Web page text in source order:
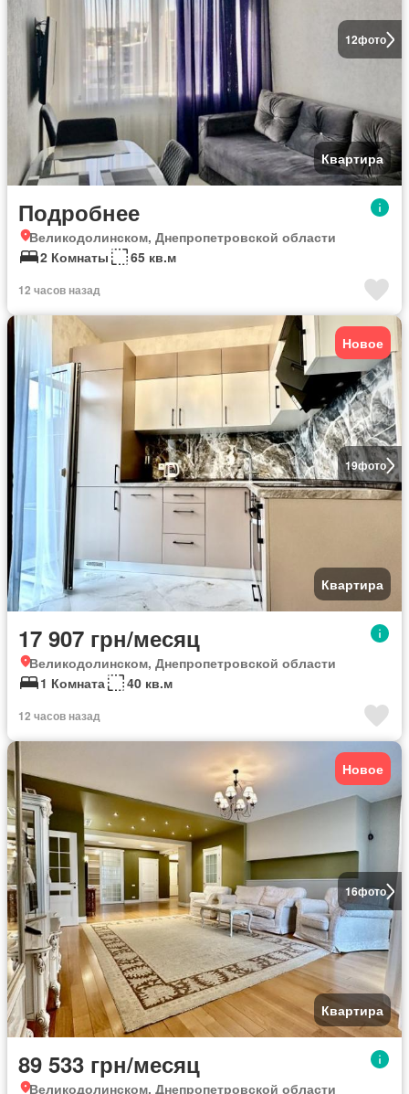
12фото
Квартира
Подробнее
Великодолинском, Днепропетровской области
2 Комнаты
65 кв.м
12 часов назад
19фото
Новое
Квартира
17 907 грн/месяц
Великодолинском, Днепропетровской области
1 Комната
40 кв.м
12 часов назад
16фото
Новое
Квартира
89 533 грн/месяц
Великодолинском, Днепропетровской области